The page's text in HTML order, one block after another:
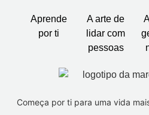
Aprende
por ti
A arte de
lidar com
pessoas
Começa por ti para uma vida